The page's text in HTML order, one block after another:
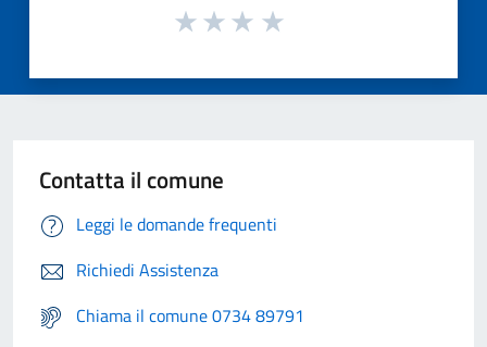
Contatta il comune
Leggi le domande frequenti
Richiedi Assistenza
Chiama il comune 0734 89791